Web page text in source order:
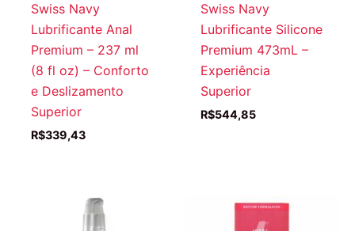
Swiss Navy
Lubrificante Anal
Premium – 237 ml
(8 fl oz) – Conforto
e Deslizamento
Superior
R$339,43
Swiss Navy
Lubrificante Silicone
Premium 473mL –
Experiência
Superior
R$544,85